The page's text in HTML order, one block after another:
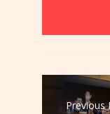
Previous